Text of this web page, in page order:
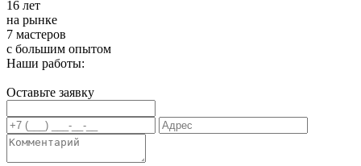
16 лет
на рынке
7 мастеров
с большим опытом
Наши работы:
Оставьте заявку